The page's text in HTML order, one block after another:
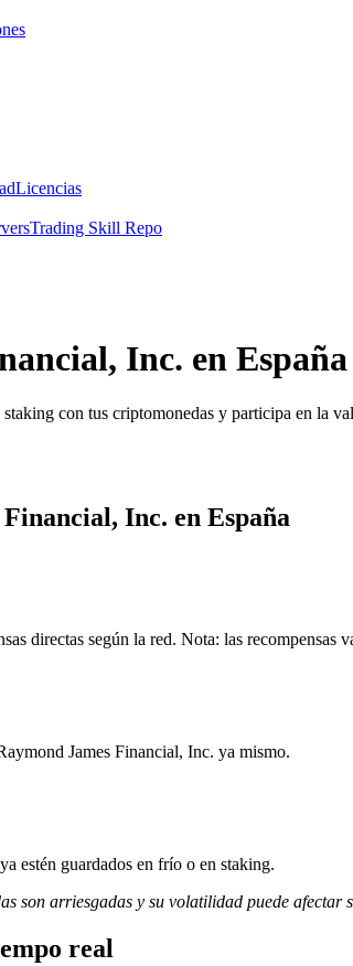
Licencias
Trading Skill Repo
Inc. en España
con tus criptomonedas y participa en la
Inc. en España
directas según la red. Nota: las recompensas
James Financial, Inc. ya mismo.
estén guardados en frío o en staking.
son arriesgadas y su volatilidad puede afectar
real